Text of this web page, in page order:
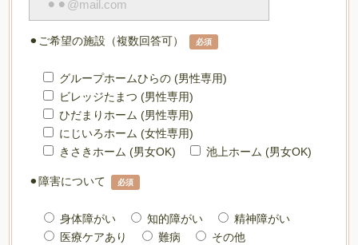
⚫︎ご希望の施設（複数回答可） 必須
グループホームひらの (男性専用)
ビレッジたまつ (男性専用)
ひだまりホーム (男性専用)
にじいろホーム (女性専用)
きさきホーム (男女OK)
池上ホーム (男女OK)
⚫︎障害について 必須
身体障がい 知的障がい
精神障がい
医療ケアあり
難病 その他